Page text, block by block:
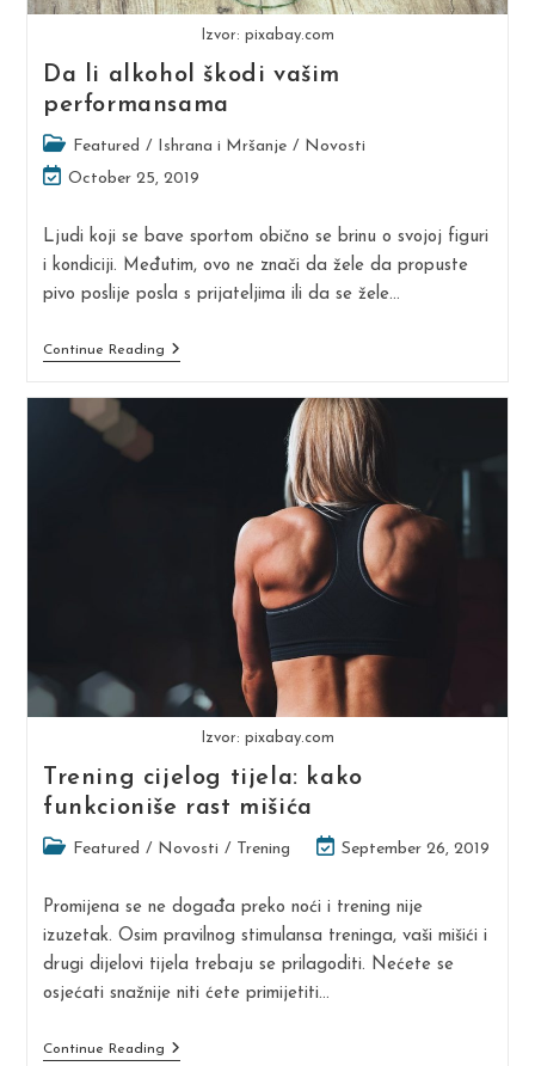
Izvor: pixabay.com
Da li alkohol škodi vašim
performansama
Post
category:
Featured / Ishrana i Mršanje / Novosti
Post
modified:
October 25, 2019
Ljudi koji se bave sportom obično se brinu o svojoj figuri
i kondiciji. Međutim, ovo ne znači da žele da propuste
pivo poslije posla s prijateljima ili da se žele…
Continue ReadingDa
Izvor: pixabay.com
Trening cijelog tijela: kako
funkcioniše rast mišića
PostFeatured / Novosti / Trening
Post
modified:
September 26, 2019
Promijena se ne događa preko noći i trening nije
izuzetak. Osim pravilnog stimulansa treninga, vaši mišići i
drugi dijelovi tijela trebaju se prilagoditi. Nećete se
osjećati snažnije niti ćete primijetiti…
Continue ReadingTrening